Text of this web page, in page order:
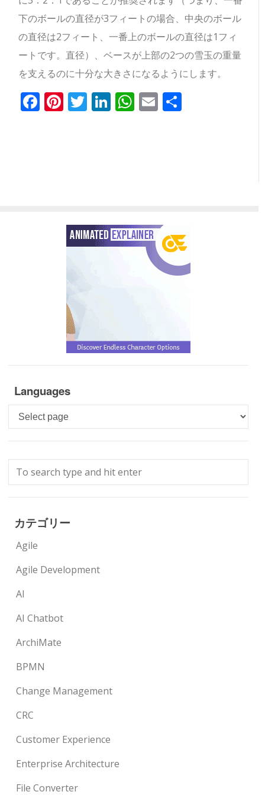
下のボールの直径が3フィートの場合、中央のボール
の直径は2フィート、一番上のボールの直径は1フィ
ートです。直径）、ベースが上部の2つの雪玉の重量
を支えるのに十分な大きさになるようにします。
Facebook
Pinterest
Twitter
LinkedIn
WhatsApp
Email
Languages
Languages
カテゴリー
Agile
Agile Development
AI
AI Chatbot
ArchiMate
BPMN
Change Management
CRC
Customer Experience
Enterprise Architecture
File Converter